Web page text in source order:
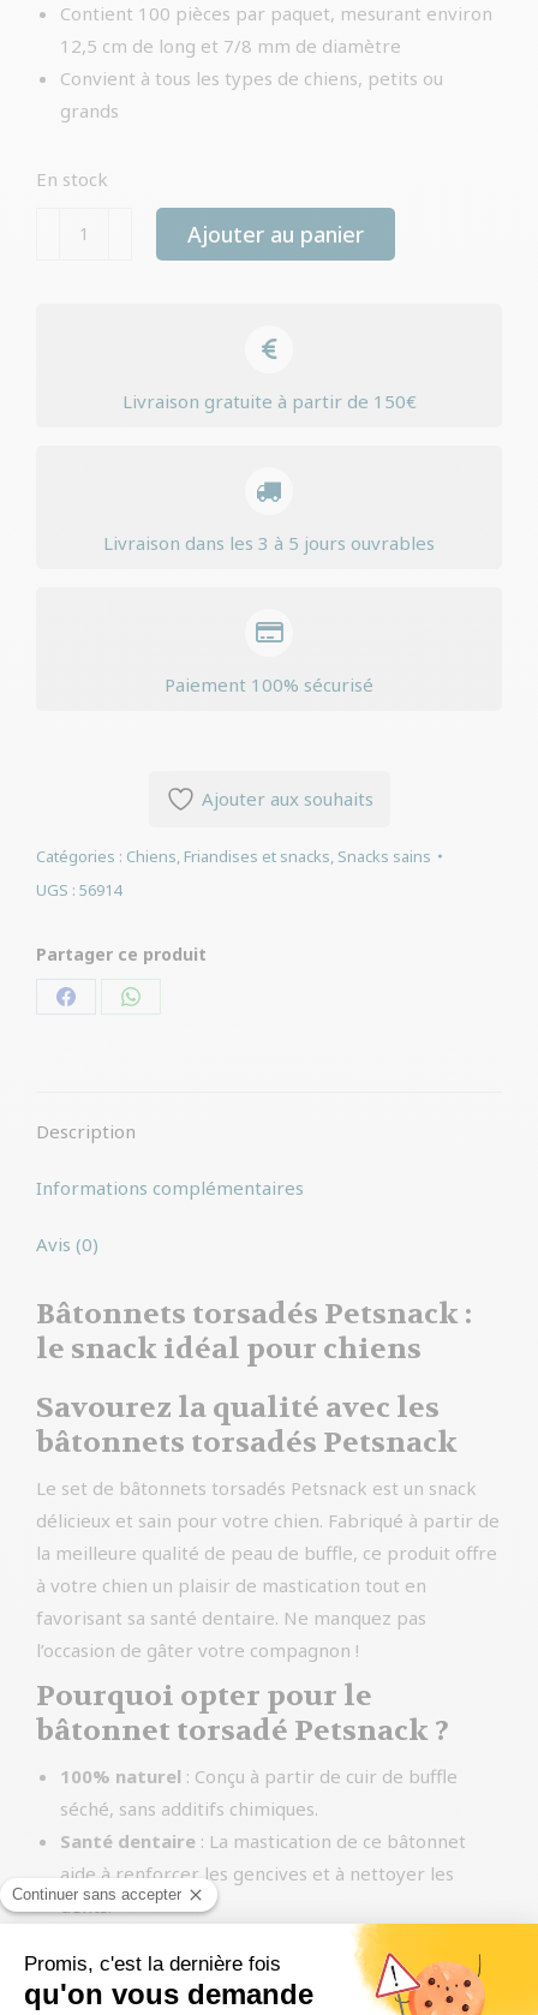
Contient 100 pièces par paquet, mesurant environ
12,5 cm de long et 7/8 mm de diamètre
Convient à tous les types de chiens, petits ou
grands
En stock
quantité
Ajouter au panier
Livraison gratuite à partir de 150€
Livraison dans les 3 à 5 jours ouvrables
Paiement 100% sécurisé
Ajouter aux souhaits
Catégories : Chiens, Friandises et snacks, Snacks sains
UGS : 56914
Partager ce produit
PartagerPartager
Description
Informations complémentaires
Avis (0)
Bâtonnets torsadés Petsnack :
le snack idéal pour chiens
Savourez la qualité avec les
bâtonnets torsadés Petsnack
Le set de bâtonnets torsadés Petsnack est un snack
délicieux et sain pour votre chien. Fabriqué à partir de
la meilleure qualité de peau de buffle, ce produit offre
à votre chien un plaisir de mastication tout en
favorisant sa santé dentaire. Ne manquez pas
l’occasion de gâter votre compagnon !
Pourquoi opter pour le
bâtonnet torsadé Petsnack ?
100% naturel : Conçu à partir de cuir de buffle
séché, sans additifs chimiques.
Santé dentaire : La mastication de ce bâtonnet
aide à renforcer les gencives et à nettoyer les
dents.
: Une excellente solution pour
occuper votre chien et stimuler son activité
mentale.